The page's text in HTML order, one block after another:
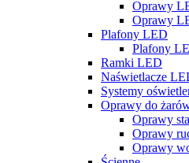
Oprawy
Oprawy
Plafony LED
Plafony
Ramki LED
Naświetlacze
Systemy
Oprawy do
Oprawy
Oprawy
Oprawy